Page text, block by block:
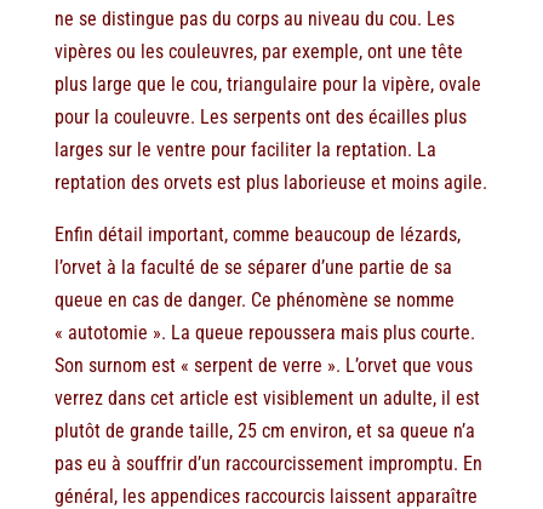
ne se distingue pas du corps au niveau du cou. Les
vipères ou les couleuvres, par exemple, ont une tête
plus large que le cou, triangulaire pour la vipère, ovale
pour la couleuvre. Les serpents ont des écailles plus
larges sur le ventre pour faciliter la reptation. La
reptation des orvets est plus laborieuse et moins agile.
Enfin détail important, comme beaucoup de lézards,
l’orvet à la faculté de se séparer d’une partie de sa
queue en cas de danger. Ce phénomène se nomme
« autotomie ». La queue repoussera mais plus courte.
Son surnom est « serpent de verre ». L’orvet que vous
verrez dans cet article est visiblement un adulte, il est
plutôt de grande taille, 25 cm environ, et sa queue n’a
pas eu à souffrir d’un raccourcissement impromptu. En
général, les appendices raccourcis laissent apparaître